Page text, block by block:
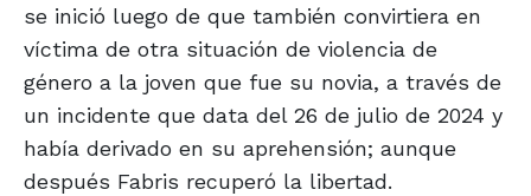
se inició luego de que también convirtiera en
víctima de otra situación de violencia de
género a la joven que fue su novia, a través de
un incidente que data del 26 de julio de 2024 y
había derivado en su aprehensión; aunque
después Fabris recuperó la libertad.